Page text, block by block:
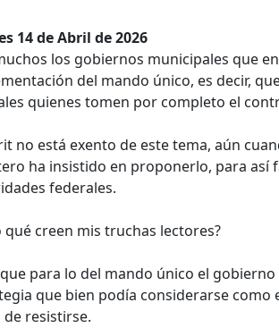
14 de Abril de 2026
los gobiernos municipales que
del mando único, es decir,
quienes tomen por completo el
no está exento de este tema, aún
ha insistido en proponerlo, para así
federales.
qué creen mis truchas lectores?
para lo del mando único el
que bien podía considerarse como
de resistirse.